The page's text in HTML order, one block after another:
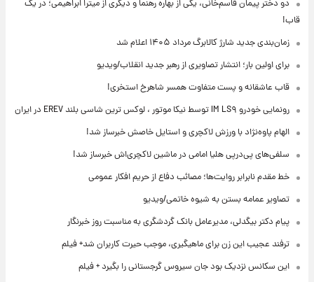
دو دختر پیمان قاسم‌خانی، یکی از بهاره رهنما و دیگری از میترا ابراهیمی؛ در یک
قاب!
زمان‌بندی جدید شارژ کالابرگ مرداد ۱۴۰۵ اعلام شد
برای اولین بار؛ انتشار تصاویری از رهبر جدید انقلاب/ویدیو
قاب عاشقانه و پست متفاوت همسر شاهرخ استخری!
رونمایی خودرو IM LS۹ توسط نیکا موتور ، لوکس ترین شاسی بلند EREV در ایران
الهام پاوه‌نژاد با ورزش لاکچری و استایل خاصش خبرساز شد!
سلفی‌های پی‌درپی هلیا امامی در ماشین لاکچری‌اش خبرساز شد!
خط مقدم نابرابر روایت‌ها؛ مصائب دفاع از حریم افکار عمومی
تصاویر عمامه بستن به شیوه خاتمی/ویدیو
پیام دکتر بیگدلی، مدیرعامل بانک گردشگری به مناسبت روز خبرنگار
ترفند عجیب این زن برای ماهیگیری، موجب حیرت کاربران شد+ فیلم
این سکانس نزدیک بود جان سیروس گرجستانی را بگیرد + فیلم